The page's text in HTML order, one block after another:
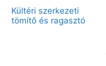
Kültéri szerkezeti
tömítő és ragasztó